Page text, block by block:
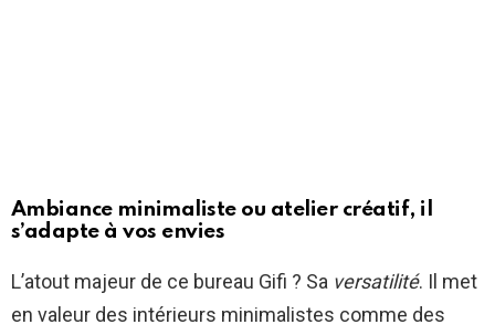
Ambiance minimaliste ou atelier créatif, il
s’adapte à vos envies
L’atout majeur de ce bureau Gifi ? Sa versatilité. Il met
en valeur des intérieurs minimalistes comme des